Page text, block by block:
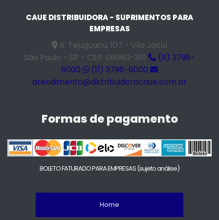
CAUE DISTRIBUIDORA - SUPRIMENTOS PARA
EMPRESAS
R. Tejuguacu, 107 - Vila Jacuí
São Paulo - SP - CEP: 08060-310
(11) 3796-
6000
(11) 3796-6000
atendimento@distribuidoracaue.com.br
Formas de pagamento
BOLETO FATURADO PARA EMPRESAS(sujeto análise)
Home